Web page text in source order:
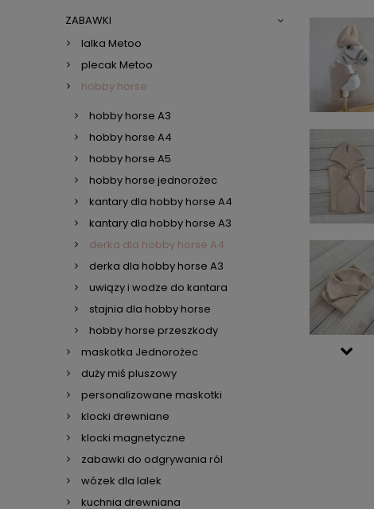
ZABAWKI
lalka Metoo
plecak Metoo
hobby horse
hobby horse A3
hobby horse A4
hobby horse A5
hobby horse jednorożec
kantary dla hobby horse A4
kantary dla hobby horse A3
derka dla hobby horse A4
derka dla hobby horse A3
uwiązy i wodze do kantara
stajnia dla hobby horse
hobby horse przeszkody
maskotka Jednorożec
duży miś pluszowy
personalizowane maskotki
klocki drewniane
klocki magnetyczne
zabawki do odgrywania ról
wózek dla lalek
kuchnia drewniana